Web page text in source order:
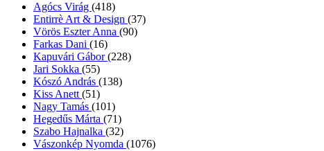
Agócs Virág (418)
Entirrè Art & Design (37)
Vörös Eszter Anna (90)
Farkas Dani (16)
Kapuvári Gábor(228)
Jari Sokka (55)
Kószó András (138)
Kiss Anett (51)
Nagy Tamás (101)
Hegedűs Márta (71)
Szabo Hajnalka (32)
Vászonkép Nyomda (1076)